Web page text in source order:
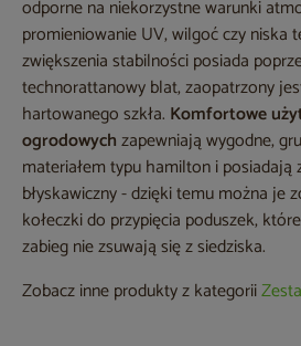
odporne na niekorzystne warunki
promieniowanie UV, wilgoć czy niska
zwiększenia stabilności posiada
technorattanowy blat, zaopatrzony
hartowanego szkła. Komfortowe
ogrodowychzapewniają wygodne,
materiałem typu hamilton i posiadają
błyskawiczny - dzięki temu można je
kołeczki do przypięcia poduszek,
zabieg nie zsuwają się z siedziska.
Zobacz inne produkty z kategorii